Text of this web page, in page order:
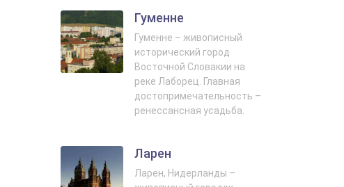
Гуменне
Гуменне – живописный
исторический город
Восточной Словакии на
реке Лаборец. Главная
достопримечательность –
ренессансная усадьба.
Ларен
Ларен, Нидерланды –